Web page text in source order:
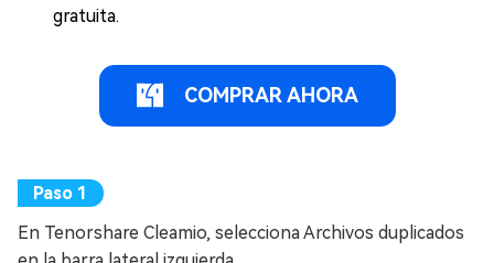
gratuita.
COMPRAR AHORA
En Tenorshare Cleamio, selecciona Archivos duplicados